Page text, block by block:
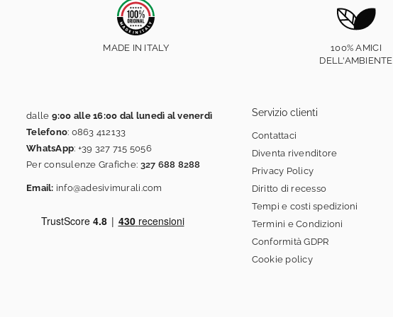
MADE IN ITALY
100% AMICI
DELL'AMBIENTE
dalle 9:00 alle 16:00 dal lunedì al venerdì
Telefono: 0863 412133
WhatsApp: +39 327 715 5056
Per consulenze Grafiche: 327 688 8288
Email: info@adesivimurali.com
Servizio clienti
Contattaci
Diventa rivenditore
Privacy Policy
Diritto di recesso
Tempi e costi spedizioni
Termini e Condizioni
Conformità GDPR
Cookie policy